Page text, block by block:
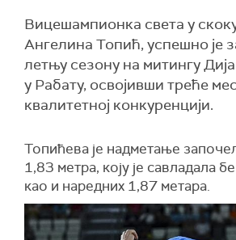
Вицешампионка света у
Ангелина Топић, успешно је
летњу сезону на митингу
у Рабату, освојивши треће
квалитетној конкуренцији.
Топићева је надметање
1,83 метра, коју је савладала
као и наредних 1,87 метара.